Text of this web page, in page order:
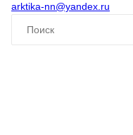
arktika-nn@yandex.ru